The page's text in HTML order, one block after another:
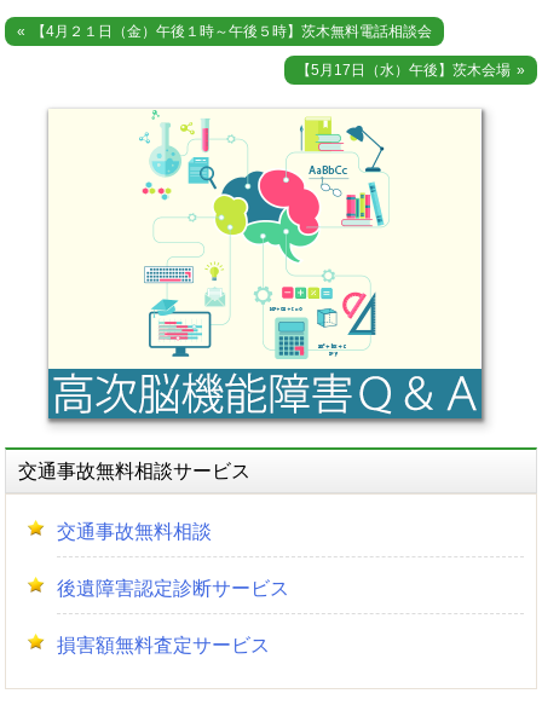
投
【4月２１日（金）午後１時～午後５時】茨木無料電話相談会
【5月17日（水）午後】茨木会場
交通事故無料相談サービス
交通事故無料相談
後遺障害認定診断サービス
損害額無料査定サービス